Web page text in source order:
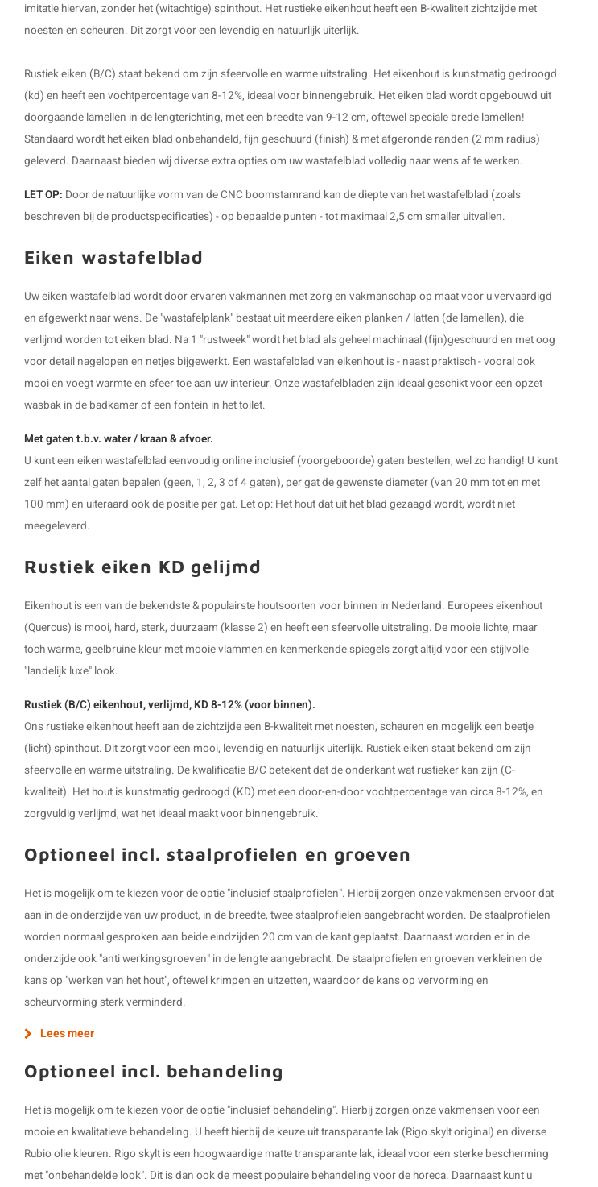
imitatie hiervan, zonder het (witachtige) spinthout. Het rustieke eikenhout heeft een B-kwaliteit zichtzijde met
noesten en scheuren. Dit zorgt voor een levendig en natuurlijk uiterlijk.
Rustiek eiken (B/C) staat bekend om zijn sfeervolle en warme uitstraling. Het eikenhout is kunstmatig gedroogd
(kd) en heeft een vochtpercentage van 8-12%, ideaal voor binnengebruik. Het eiken blad wordt opgebouwd uit
doorgaande lamellen in de lengterichting, met een breedte van 9-12 cm, oftewel speciale brede lamellen!
Standaard wordt het eiken blad onbehandeld, fijn geschuurd (finish) & met afgeronde randen (2 mm radius)
geleverd. Daarnaast bieden wij diverse extra opties om uw wastafelblad volledig naar wens af te werken.
LET OP: Door de natuurlijke vorm van de CNC boomstamrand kan de diepte van het wastafelblad (zoals
beschreven bij de productspecificaties) - op bepaalde punten - tot maximaal 2,5 cm smaller uitvallen.
Eiken wastafelblad
Uw eiken wastafelblad wordt door ervaren vakmannen met zorg en vakmanschap op maat voor u vervaardigd
en afgewerkt naar wens. De "wastafelplank" bestaat uit meerdere eiken planken / latten (de lamellen), die
verlijmd worden tot eiken blad. Na 1 "rustweek" wordt het blad als geheel machinaal (fijn)geschuurd en met oog
voor detail nagelopen en netjes bijgewerkt. Een wastafelblad van eikenhout is - naast praktisch - vooral ook
mooi en voegt warmte en sfeer toe aan uw interieur. Onze wastafelbladen zijn ideaal geschikt voor een opzet
wasbak in de badkamer of een fontein in het toilet.
Met gaten t.b.v. water / kraan & afvoer.
U kunt een eiken wastafelblad eenvoudig online inclusief (voorgeboorde) gaten bestellen, wel zo handig! U kunt
zelf het aantal gaten bepalen (geen, 1, 2, 3 of 4 gaten), per gat de gewenste diameter (van 20 mm tot en met
100 mm) en uiteraard ook de positie per gat. Let op: Het hout dat uit het blad gezaagd wordt, wordt niet
meegeleverd.
Rustiek eiken KD gelijmd
Eikenhout is een van de bekendste & populairste houtsoorten voor binnen in Nederland. Europees eikenhout
(Quercus) is mooi, hard, sterk, duurzaam (klasse 2) en heeft een sfeervolle uitstraling. De mooie lichte, maar
toch warme, geelbruine kleur met mooie vlammen en kenmerkende spiegels zorgt altijd voor een stijlvolle
"landelijk luxe" look.
Rustiek (B/C) eikenhout, verlijmd, KD 8-12% (voor binnen).
Ons rustieke eikenhout heeft aan de zichtzijde een B-kwaliteit met noesten, scheuren en mogelijk een beetje
(licht) spinthout. Dit zorgt voor een mooi, levendig en natuurlijk uiterlijk. Rustiek eiken staat bekend om zijn
sfeervolle en warme uitstraling. De kwalificatie B/C betekent dat de onderkant wat rustieker kan zijn (C-
kwaliteit). Het hout is kunstmatig gedroogd (KD) met een door-en-door vochtpercentage van circa 8-12%, en
zorgvuldig verlijmd, wat het ideaal maakt voor binnengebruik.
Optioneel incl. staalprofielen en groeven
Het is mogelijk om te kiezen voor de optie "inclusief staalprofielen". Hierbij zorgen onze vakmensen ervoor dat
aan in de onderzijde van uw product, in de breedte, twee staalprofielen aangebracht worden. De staalprofielen
worden normaal gesproken aan beide eindzijden 20 cm van de kant geplaatst. Daarnaast worden er in de
onderzijde ook "anti werkingsgroeven" in de lengte aangebracht. De staalprofielen en groeven verkleinen de
kans op "werken van het hout", oftewel krimpen en uitzetten, waardoor de kans op vervorming en
scheurvorming sterk verminderd.
Lees meer
Optioneel incl. behandeling
Het is mogelijk om te kiezen voor de optie "inclusief behandeling". Hierbij zorgen onze vakmensen voor een
mooie en kwalitatieve behandeling. U heeft hierbij de keuze uit transparante lak (Rigo skylt original) en diverse
Rubio olie kleuren. Rigo skylt is een hoogwaardige matte transparante lak, ideaal voor een sterke bescherming
met "onbehandelde look". Dit is dan ook de meest populaire behandeling voor de horeca. Daarnaast kunt u